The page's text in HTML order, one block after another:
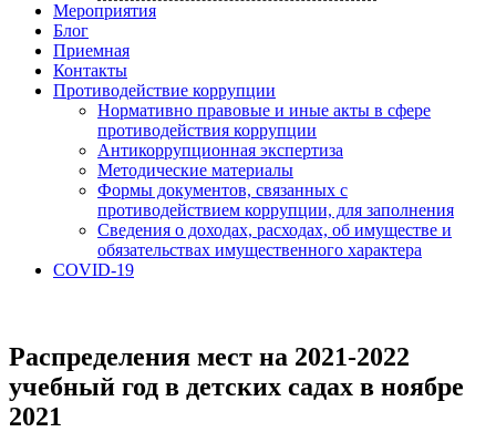
Мероприятия
Блог
Приемная
Контакты
Противодействие коррупции
Нормативно правовые и иные акты в сфере
противодействия коррупции
Антикоррупционная экспертиза
Методические материалы
Формы документов, связанных с
противодействием коррупции, для заполнения
Сведения о доходах, расходах, об имуществе и
обязательствах имущественного характера
COVID-19
Распределения мест на 2021-2022
учебный год в детских садах в ноябре
2021